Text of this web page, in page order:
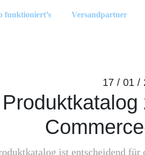
funktioniert’s Versandpartner
17 / 01 /
ist entscheidend